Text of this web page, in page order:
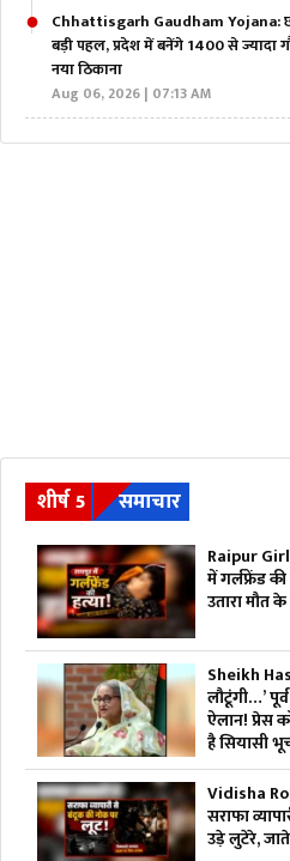
Chhattisgarh Gaudham Yojana:
बड़ी पहल, प्रदेश में बनेंगे 1400 से ज्यादा
नया ठिकाना
Aug 06, 2026 | 07:13 AM
शीर्ष 5 समाचार
Raipur
में गर्लफ्रेंड
उतारा मौत
Sheikh
लौटूंगी…’
ऐलान! प्रेस
है सियासी
Vidisha
सराफा
उड़े लुटेरे,